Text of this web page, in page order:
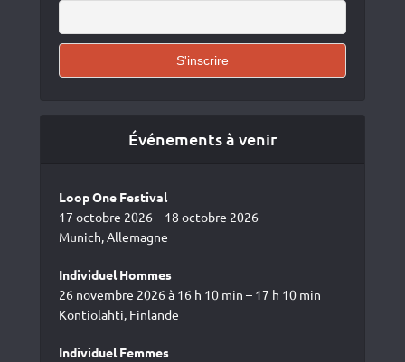
Événements à venir
Loop One Festival
17 octobre 2026 – 18 octobre 2026
Munich, Allemagne
Individuel Hommes
26 novembre 2026 à 16 h 10 min – 17 h 10 min
Kontiolahti, Finlande
Individuel Femmes